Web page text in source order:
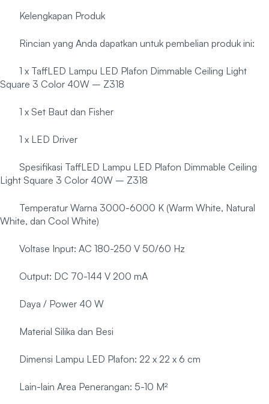
Kelengkapan Produk
Rincian yang Anda dapatkan untuk pembelian produk ini:
1 x TaffLED Lampu LED Plafon Dimmable Ceiling Light
Square 3 Color 40W – Z318
1 x Set Baut dan Fisher
1 x LED Driver
Spesifikasi TaffLED Lampu LED Plafon Dimmable Ceiling
Light Square 3 Color 40W – Z318
Temperatur Warna 3000-6000 K (Warm White, Natural
White, dan Cool White)
Voltase Input: AC 180-250 V 50/60 Hz
Output: DC 70-144 V 200 mA
Daya / Power 40 W
Material Silika dan Besi
Dimensi Lampu LED Plafon: 22 x 22 x 6 cm
Lain-lain Area Penerangan: 5-10 M²